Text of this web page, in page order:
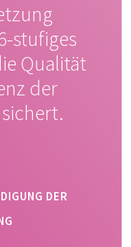
stufiges
Qualität
der
DER